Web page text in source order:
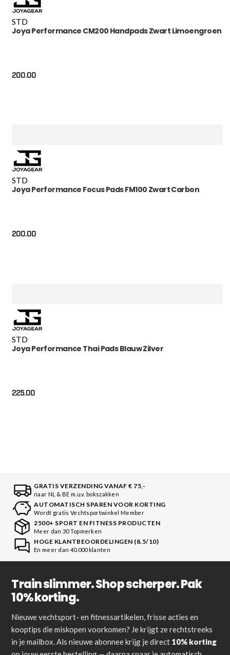
STD
Joya Performance CM200 Handpads Zwart Limoengroen
200.00
STD
Joya Performance Focus Pads FM100 Zwart Carbon
200.00
STD
Joya Performance Thai Pads Blauw Zilver
225.00
GRATIS VERZENDING VANAF € 75,-
naar NL & BE m.u.v. bokszakken
AUTOMATISCH SPAREN VOOR KORTING
Wordt gratis Vechtsportwinkel Member
2500+ SPORT EN FITNESS PRODUCTEN
Meer dan 30 Topmerken
HOGE KLANTBEOORDELINGEN (8.5/10)
En meer dan 40.000 klanten
Train slimmer. Shop scherper. Pak
10% korting.
Nieuwe vechtsport- en fitnessartikelen, frisse acties en
kooptips die miskopen voorkomen? Je krijgt ze rechtstreeks
in je mailbox. Als nieuwe abonnee krijg je direct 10% korting